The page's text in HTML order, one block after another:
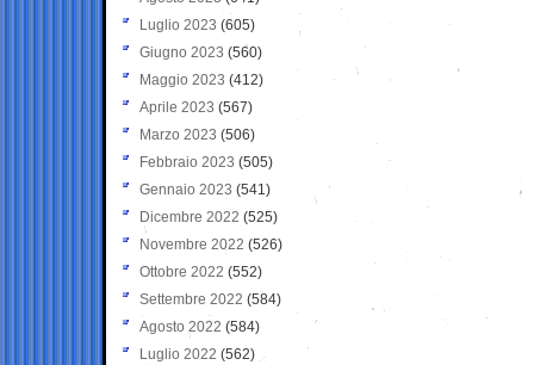
Luglio 2023 (605)
Giugno 2023 (560)
Maggio 2023 (412)
Aprile 2023 (567)
Marzo 2023 (506)
Febbraio 2023 (505)
Gennaio 2023 (541)
Dicembre 2022 (525)
Novembre 2022 (526)
Ottobre 2022 (552)
Settembre 2022 (584)
Agosto 2022 (584)
Luglio 2022 (562)